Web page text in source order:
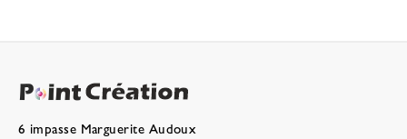
6 impasse Marguerite Audoux